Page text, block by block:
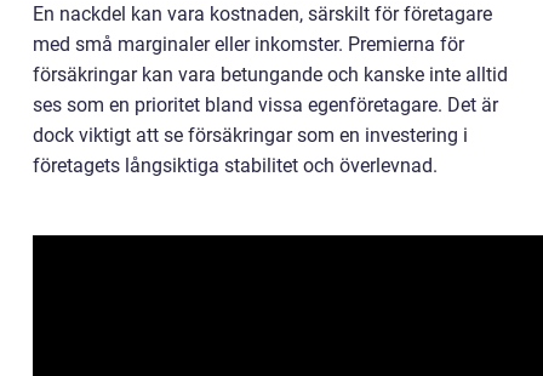
En nackdel kan vara kostnaden, särskilt för företagare
med små marginaler eller inkomster. Premierna för
försäkringar kan vara betungande och kanske inte alltid
ses som en prioritet bland vissa egenföretagare. Det är
dock viktigt att se försäkringar som en investering i
företagets långsiktiga stabilitet och överlevnad.